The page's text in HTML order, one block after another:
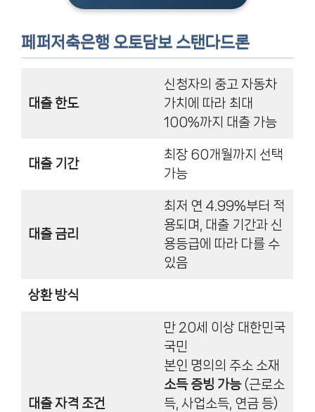
페퍼저축은행 오토담보 스탠다드론
대출 한도
신청자의 중고 자동차
가치에 따라 최대
100%까지 대출 가능
대출 기간
최장 60개월까지 선택
가능
대출 금리
최저 연 4.99%부터 적
용되며, 대출 기간과 신
용등급에 따라 다를 수
있음
상환 방식
대출 자격 조건
만 20세 이상 대한민국
국민
본인 명의의 주소 소재
소득 증빙 가능(근로소
득, 사업소득, 연금 등)